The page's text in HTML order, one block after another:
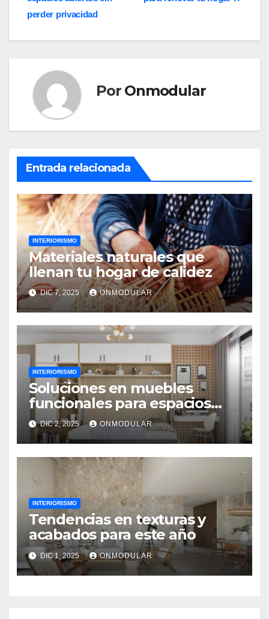
de
entradas
perder privacidad
Por Onmodular
Entrada relacionada
INTERIORISMO
Materiales naturales que
llenan tu hogar de calidez
DIC 7, 2025 ONMODULAR
INTERIORISMO
Soluciones en muebles
funcionales para espacios
reducidos
DIC 2, 2025 ONMODULAR
INTERIORISMO
Tendencias en texturas y
acabados para este año
DIC 1, 2025 ONMODULAR